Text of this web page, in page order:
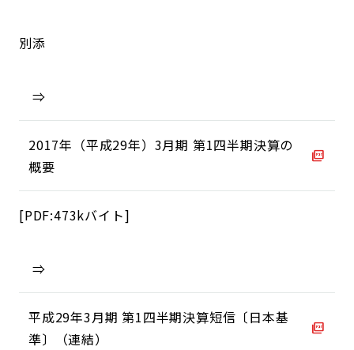
別添
⇒
2017年（平成29年）3月期 第1四半期決算の
概要
[PDF:473kバイト]
⇒
平成29年3月期 第1四半期決算短信〔日本基
準〕（連結）